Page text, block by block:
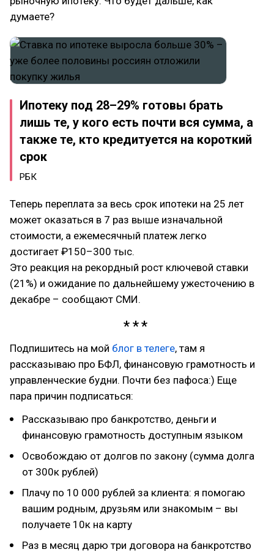
думаете?
Ипотеку под 28–29% готовы брать
лишь те, у кого есть почти вся сумма, а
также те, кто кредитуется на короткий
срок
РБК
Теперь переплата за весь срок ипотеки на 25 лет
может оказаться в 7 раз выше изначальной
стоимости, а ежемесячный платеж легко
достигает ₽150–300 тыс.
Это реакция на рекордный рост ключевой ставки
(21%) и ожидание по дальнейшему ужесточению в
декабре – сообщают СМИ.
Подпишитесь на мой блог в телеге, там я
рассказываю про БФЛ, финансовую грамотность и
управленческие будни. Почти без пафоса:) Еще
пара причин подписаться:
Рассказываю про банкротство, деньги и
финансовую грамотность доступным языком
Освобождаю от долгов по закону (сумма долга
от 300к рублей)
Плачу по 10 000 рублей за клиента: я помогаю
вашим родным, друзьям или знакомым – вы
получаете 10к на карту
Раз в месяц дарю три договора на банкротство